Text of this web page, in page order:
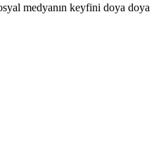
medyanın keyfini doya doya